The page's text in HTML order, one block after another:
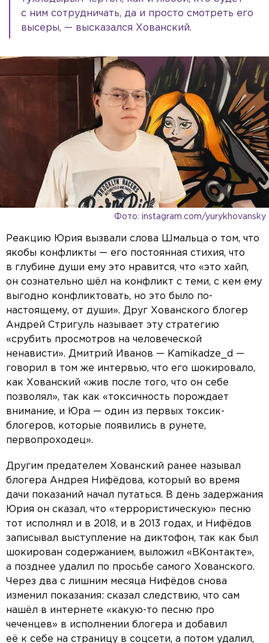
с ним сотрудничать, да и просто смотреть его
высеры, — высказался Хованский.
Фото: instagram.com/yurykhovansky
Реакцию Юрия вызвали слова Шмальца о том, что
якобы конфликты — его постоянная стихия, что
в глубине души ему это нравится, что «это хайп,
он сознательно шёл на конфликт с теми, с кем ему
выгодно конфликтовать, но это было по-
настоящему, от души». Друг Хованского блогер
Андрей Стригуль называет эту стратегию
«срубить просмотров на человеческой
ненависти». Дмитрий Иванов — Kamikadze_d —
говорил в том же интервью, что его шокировало,
как Хованский «жив после того, что он себе
позволял», так как «токсичность порождает
внимание, и Юра — один из первых токсик-
блогеров, которые появились в рунете,
первопроходец».
Другим предателем Хованский ранее называл
блогера Андрея Нифёдова, который во время
дачи показаний начал путаться. В день задержания
Юрия он сказал, что «террористическую» песню
тот исполнял и в 2018, и в 2013 годах, и Нифёдов
записывал выступление на диктофон, так как был
шокирован содержанием, выложил «ВКонтакте»,
а позднее удалил по просьбе самого Хованского.
Через два с лишним месяца Нифёдов снова
изменил показания: сказал следствию, что сам
нашёл в интернете «какую-то песню про
чеченцев» в исполнении блогера и добавил
её к себе на страницу в соцсети, а потом удалил,